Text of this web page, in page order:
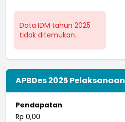
Data IDM tahun 2025
tidak ditemukan.
APBDes 2025 Pelaksanaan
Pendapatan
Rp 0,00